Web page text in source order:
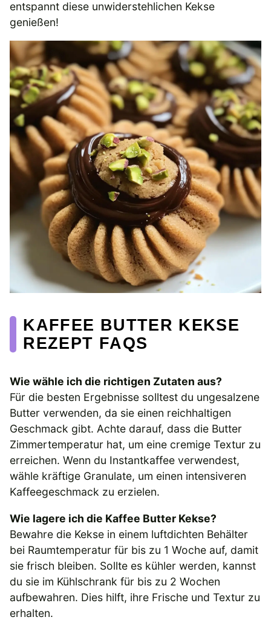
entspannt diese unwiderstehlichen Kekse
genießen!
KAFFEE BUTTER KEKSE
REZEPT FAQS
Wie wähle ich die richtigen Zutaten aus?
Für die besten Ergebnisse solltest du ungesalzene
Butter verwenden, da sie einen reichhaltigen
Geschmack gibt. Achte darauf, dass die Butter
Zimmertemperatur hat, um eine cremige Textur zu
erreichen. Wenn du Instantkaffee verwendest,
wähle kräftige Granulate, um einen intensiveren
Kaffeegeschmack zu erzielen.
Wie lagere ich die Kaffee Butter Kekse?
Bewahre die Kekse in einem luftdichten Behälter
bei Raumtemperatur für bis zu 1 Woche auf, damit
sie frisch bleiben. Sollte es kühler werden, kannst
du sie im Kühlschrank für bis zu 2 Wochen
aufbewahren. Dies hilft, ihre Frische und Textur zu
erhalten.